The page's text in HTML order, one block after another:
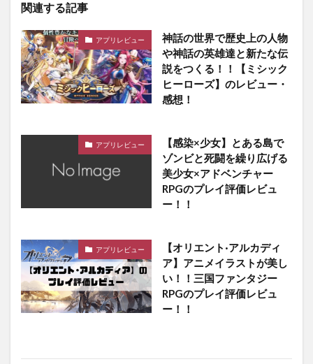
関連する記事
アプリレビュー
神話の世界で歴史上の人物
や神話の英雄達と新たな伝
説をつくる！！【ミシック
ヒーローズ】のレビュー・
感想！
アプリレビュー
【感染×少女】とある島で
ゾンビと死闘を繰り広げる
美少女×アドベンチャー
RPGのプレイ評価レビュ
ー！！
アプリレビュー
【オリエント·アルカディ
ア】アニメイラストが美し
い！！三国ファンタジー
RPGのプレイ評価レビュ
ー！！